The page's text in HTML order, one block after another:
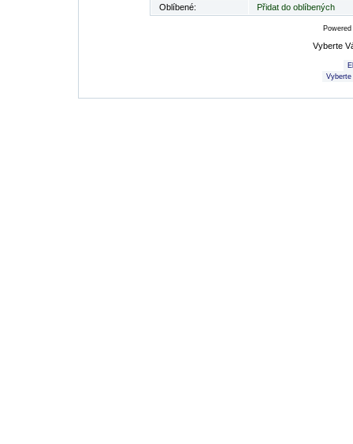
Oblíbené:
Přidat do oblíbených
Vyberte